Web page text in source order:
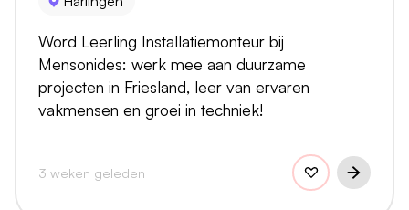
Word Leerling Installatiemonteur bij
Mensonides: werk mee aan duurzame
projecten in Friesland, leer van ervaren
vakmensen en groei in techniek!
3 weken geleden